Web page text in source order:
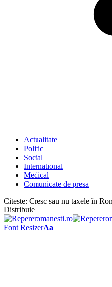
Actualitate
Politic
Social
International
Medical
Comunicate de presa
Citeste: Cresc sau nu taxele în
Distribuie
Font ResizerAa